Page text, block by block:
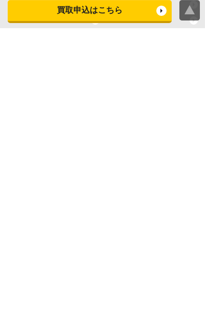
買取申込はこちら
タブレット買取査定
スマートウォッチ買取査定 デジカメ買取査定